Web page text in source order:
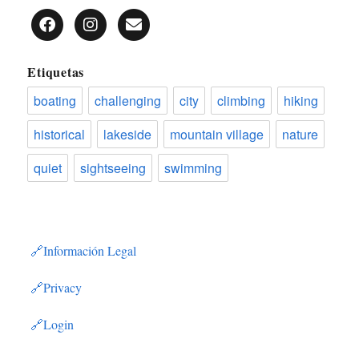
Etiquetas
boating
challenging city climbing
hiking
historical
lakeside mountain village
nature
quiet
sightseeing swimming
Información Legal
Privacy
Login